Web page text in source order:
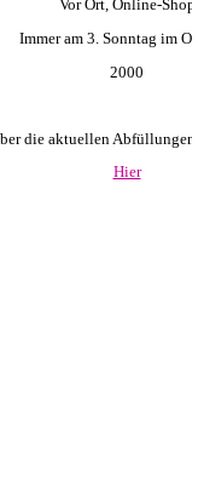
Vor Ort, Online-Shop
Immer am 3. Sonntag im
2000
die aktuellen
Hier